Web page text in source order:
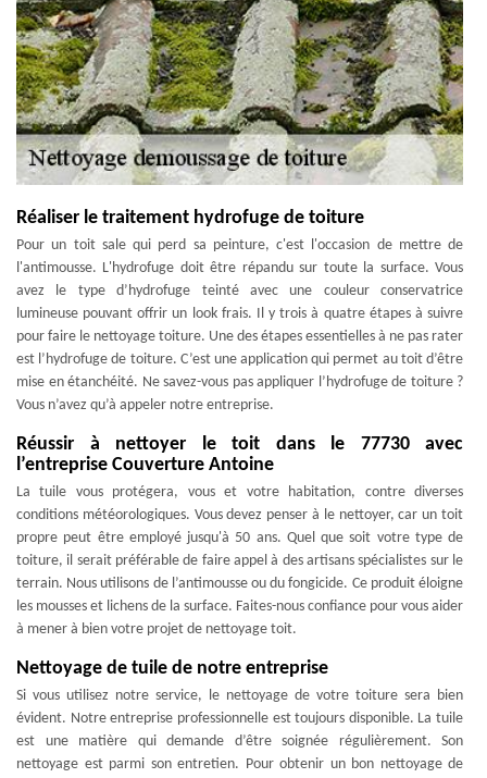
Réaliser le traitement hydrofuge de toiture
Pour un toit sale qui perd sa peinture, c'est l'occasion de mettre de
l'antimousse. L'hydrofuge doit être répandu sur toute la surface. Vous
avez le type d’hydrofuge teinté avec une couleur conservatrice
lumineuse pouvant offrir un look frais. Il y trois à quatre étapes à suivre
pour faire le nettoyage toiture. Une des étapes essentielles à ne pas rater
est l’hydrofuge de toiture. C’est une application qui permet au toit d’être
mise en étanchéité. Ne savez-vous pas appliquer l’hydrofuge de toiture ?
Vous n’avez qu’à appeler notre entreprise.
Réussir à nettoyer le toit dans le 77730 avec
l’entreprise Couverture Antoine
La tuile vous protégera, vous et votre habitation, contre diverses
conditions météorologiques. Vous devez penser à le nettoyer, car un toit
propre peut être employé jusqu'à 50 ans. Quel que soit votre type de
toiture, il serait préférable de faire appel à des artisans spécialistes sur le
terrain. Nous utilisons de l’antimousse ou du fongicide. Ce produit éloigne
les mousses et lichens de la surface. Faites-nous confiance pour vous aider
à mener à bien votre projet de nettoyage toit.
Nettoyage de tuile de notre entreprise
Si vous utilisez notre service, le nettoyage de votre toiture sera bien
évident. Notre entreprise professionnelle est toujours disponible. La tuile
est une matière qui demande d’être soignée régulièrement. Son
nettoyage est parmi son entretien. Pour obtenir un bon nettoyage de